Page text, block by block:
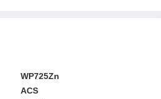
WP725Zn
ACS